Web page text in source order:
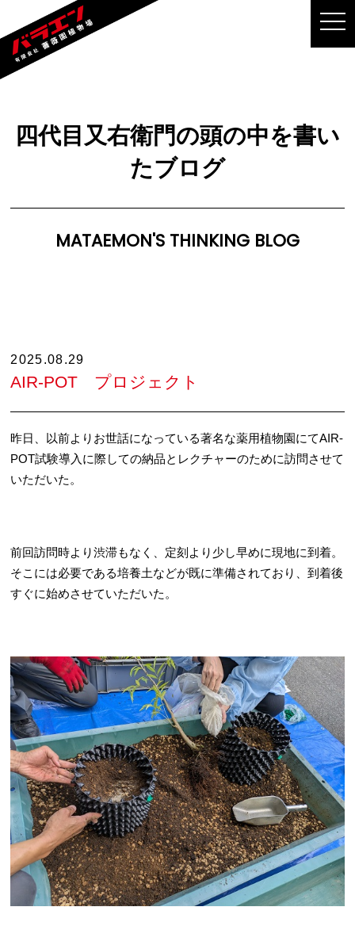
四代目又右衛門の頭の中を書い
たブログ
MATAEMON'S THINKING BLOG
2025.08.29
AIR-POT プロジェクト
昨日、以前よりお世話になっている著名な薬用植物園にてAIR-
POT試験導入に際しての納品とレクチャーのために訪問させて
いただいた。
前回訪問時より渋滞もなく、定刻より少し早めに現地に到着。
そこには必要である培養土などが既に準備されており、到着後
すぐに始めさせていただいた。